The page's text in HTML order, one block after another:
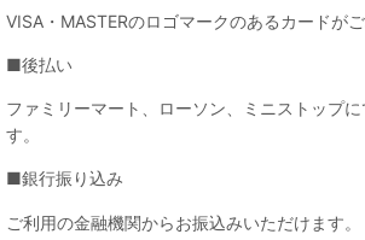
VISA・MASTERのロゴマークのあるカードがご
■後払い
ファミリーマート、ローソン、ミニストップ
す。
■銀行振り込み
ご利用の金融機関からお振込みいただけます。